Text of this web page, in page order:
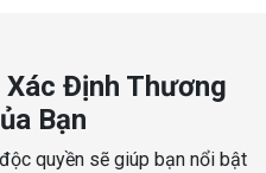
Định Thương
Bạn
quyền sẽ giúp bạn nổi bật